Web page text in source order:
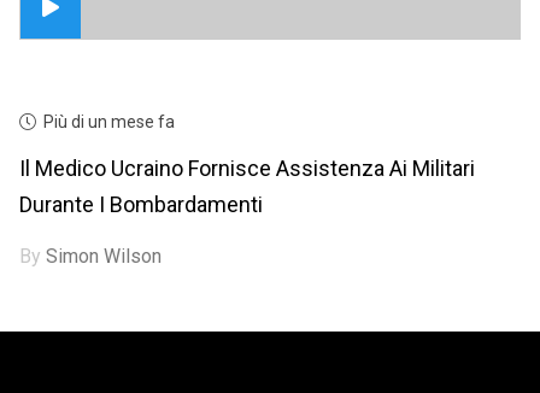
Più di un mese fa
Il Medico Ucraino Fornisce Assistenza Ai Militari
Durante I Bombardamenti
BySimon Wilson